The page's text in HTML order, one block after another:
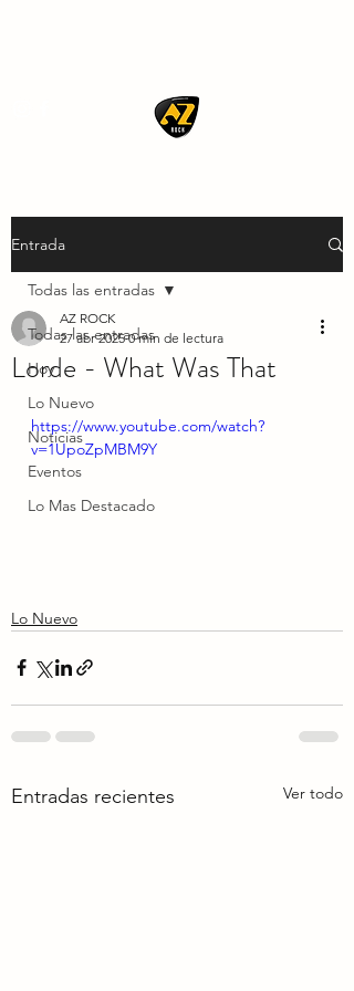
Entrada
Todas las entradas
Hoy
Lo Nuevo
Noticias
Eventos
Lo Mas Destacado
Todas las entradas
Lorde - What Was That
AZ ROCK
27 abr 2025 0 min de lectura
https://www.youtube.com/watch?
v=1UpoZpMBM9Y
Lo Nuevo
Entradas recientes Ver todo